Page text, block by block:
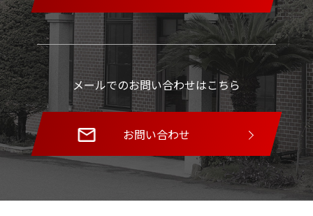
メールでのお問い合わせはこちら
お問い合わせ